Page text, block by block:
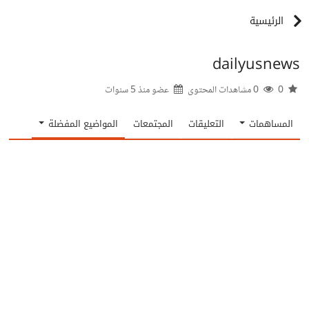
الرئيسية
dailyusnews
عضو منذ5 سنوات
المساهمات التعليقات المجتمعات المواضيع المفضلة